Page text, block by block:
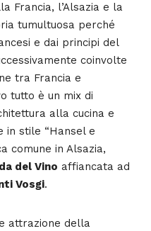
Francia, l’Alsazia e la
tumultuosa perché
e dai principi del
coinvolte
tra Francia e
tutto è un mix di
alla cucina e
in stile “Hansel e
comune in Alsazia,
del Vino affiancata ad
Vosgi.
attrazione della